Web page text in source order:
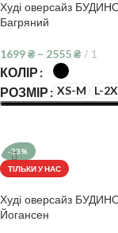
Худі оверсайз
Багряний
1699₴ – 2555₴ 1
КОЛІР
РОЗМІР
XS-M L-
-23%
ТІЛЬКИ У НАС
Худі оверсайз
Йогансен